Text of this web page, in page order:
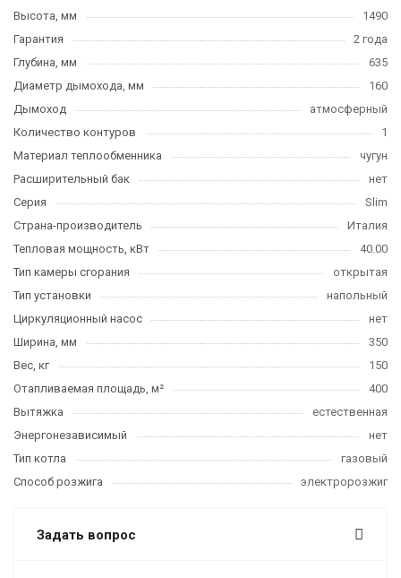
Высота, мм
1490
Гарантия
2 года
Глубина, мм
635
Диаметр дымохода, мм
160
Дымоход
атмосферный
Количество контуров
1
Материал теплообменника
чугун
Расширительный бак
нет
Серия
Slim
Страна-производитель
Италия
Тепловая мощность, кВт
40.00
Тип камеры сгорания
открытая
Тип установки
напольный
Циркуляционный насос
нет
Ширина, мм
350
Вес, кг
150
Отапливаемая площадь, м²
400
Вытяжка
естественная
Энергонезависимый
нет
Тип котла
газовый
Способ розжига
электророзжиг
Задать вопрос